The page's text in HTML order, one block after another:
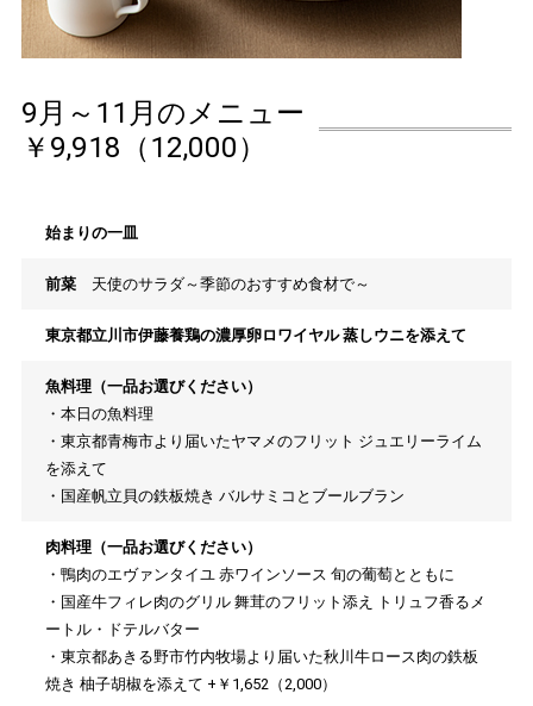
9月～11月のメニュー
￥9,918（12,000）
始まりの一皿
前菜 天使のサラダ～季節のおすすめ食材で～
東京都立川市伊藤養鶏の濃厚卵ロワイヤル 蒸しウニを添えて
魚料理（一品お選びください）
・本日の魚料理
・東京都青梅市より届いたヤマメのフリット ジュエリーライム
を添えて
・国産帆立貝の鉄板焼き バルサミコとブールブラン
肉料理（一品お選びください）
・鴨肉のエヴァンタイユ 赤ワインソース 旬の葡萄とともに
・国産牛フィレ肉のグリル 舞茸のフリット添え トリュフ香るメ
ートル・ドテルバター
・東京都あきる野市竹内牧場より届いた秋川牛ロース肉の鉄板
焼き 柚子胡椒を添えて +￥1,652（2,000）